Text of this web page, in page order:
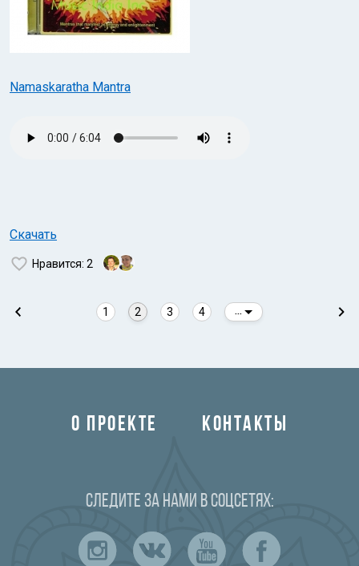
Namaskaratha Mantra
Скачать
Нравится: 2
1 2 3 4
О ПРОЕКТЕ КОНТАКТЫ
Следите за нами в соцсетях: